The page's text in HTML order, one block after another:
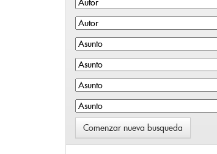
Comenzar nueva busqueda